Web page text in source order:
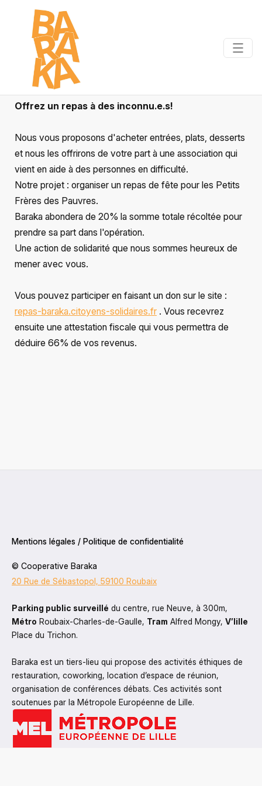
Offrez un repas à des inconnu.e.s!
Nous vous proposons d'acheter entrées, plats, desserts
et nous les offrirons de votre part à une association qui
vient en aide à des personnes en difficulté.
Notre projet : organiser un repas de fête pour les Petits
Frères des Pauvres.
Baraka abondera de 20% la somme totale récoltée pour
prendre sa part dans l'opération.
Une action de solidarité que nous sommes heureux de
mener avec vous.
repas-baraka.citoyens-solidaires.fr . Vous recevrez
ensuite une attestation fiscale qui vous permettra de
déduire 66% de vos revenus.
Mentions légales / Politique de confidentialité
© Cooperative Baraka
20 Rue de Sébastopol, 59100 Roubaix
Parking public surveillé
Métro Roubaix-Charles-de-Gaulle, Tram Alfred Mongy,
Place du Trichon.
Baraka est un tiers-lieu qui propose des activités éthiques de
restauration, coworking, location d’espace de réunion,
organisation de conférences débats. Ces activités sont
soutenues par la Métropole Européenne de Lille.